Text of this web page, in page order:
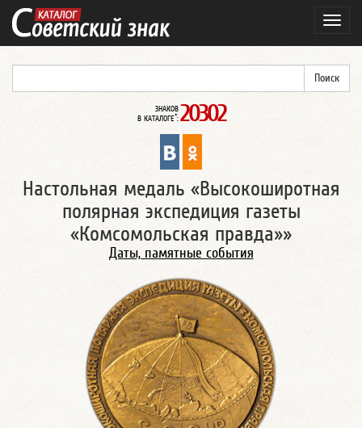
ЗНАКОВ
В КАТАЛОГЕ*: 20302
Настольная медаль «Высокоширотная
полярная экспедиция газеты
«Комсомольская правда»»
Даты, памятные события